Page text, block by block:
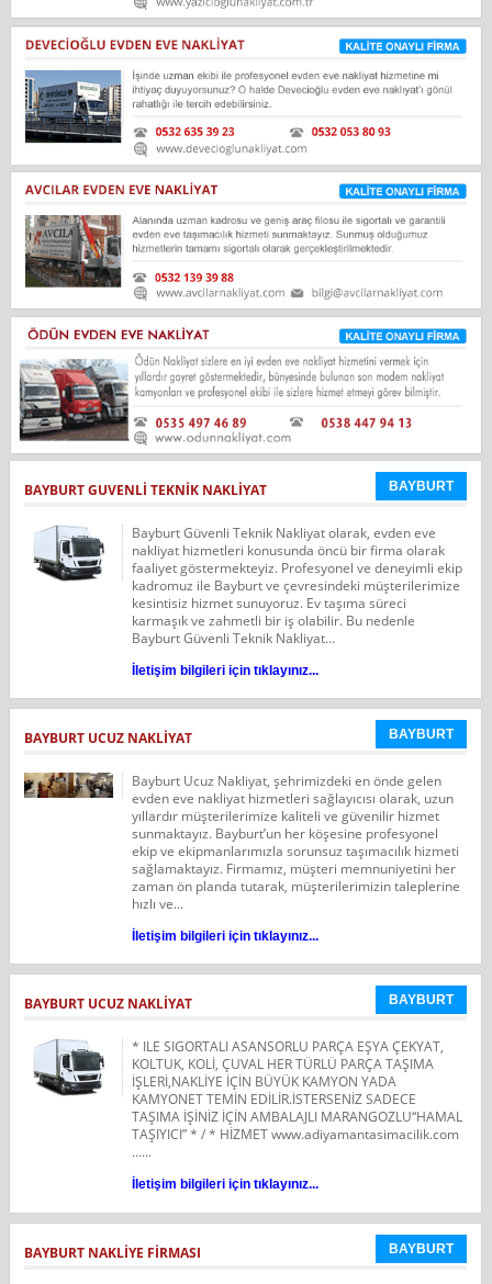
BAYBURT GUVENLİ TEKNİK NAKLİYAT BAYBURT
Bayburt Güvenli Teknik Nakliyat olarak, evden eve
nakliyat hizmetleri konusunda öncü bir firma olarak
faaliyet göstermekteyiz. Profesyonel ve deneyimli ekip
kadromuz ile Bayburt ve çevresindeki müşterilerimize
kesintisiz hizmet sunuyoruz. Ev taşıma süreci
karmaşık ve zahmetli bir iş olabilir. Bu nedenle
Bayburt Güvenli Teknik Nakliyat...
İletişim bilgileri için tıklayınız...
BAYBURT UCUZ NAKLIYAT BAYBURT
Bayburt Ucuz Nakliyat, şehrimizdeki en önde gelen
evden eve nakliyat hizmetleri sağlayıcısı olarak, uzun
yıllardır müşterilerimize kaliteli ve güvenilir hizmet
sunmaktayız. Bayburt’un her köşesine profesyonel
ekip ve ekipmanlarımızla sorunsuz taşımacılık hizmeti
sağlamaktayız. Firmamız, müşteri memnuniyetini her
zaman ön planda tutarak, müşterilerimizin taleplerine
hızlı ve...
İletişim bilgileri için tıklayınız...
BAYBURT UCUZ NAKLIYAT BAYBURT
* ILE SIGORTALI ASANSORLU PARÇA EŞYA ÇEKYAT,
KOLTUK, KOLİ, ÇUVAL HER TÜRLÜ PARÇA TAŞIMA
İŞLERİ,NAKLİYE İÇİN BÜYÜK KAMYON YADA
KAMYONET TEMİN EDİLİR.İSTERSENİZ SADECE
TAŞIMA İŞİNİZ İÇİN AMBALAJLI MARANGOZLU“HAMAL
TAŞIYICI” * / * HİZMET www.adiyamantasimacilik.com
…...
İletişim bilgileri için tıklayınız...
BAYBURT NAKLİYE FİRMASI BAYBURT